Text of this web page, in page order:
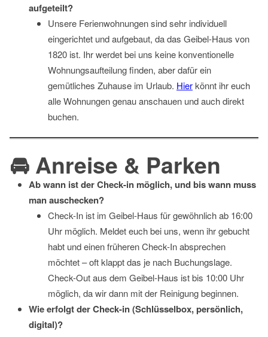
aufgeteilt?
Unsere Ferienwohnungen sind sehr individuell
eingerichtet und aufgebaut, da das Geibel-Haus von
1820 ist. Ihr werdet bei uns keine konventionelle
Wohnungsaufteilung finden, aber dafür ein
gemütliches Zuhause im Urlaub. Hierkönnt ihr euch
alle Wohnungen genau anschauen und auch direkt
buchen.
🚘 Anreise & Parken
Ab wann ist der Check-in möglich, und bis wann muss
man auschecken?
Check-In ist im Geibel-Haus für gewöhnlich ab 16:00
Uhr möglich. Meldet euch bei uns, wenn ihr gebucht
habt und einen früheren Check-In absprechen
möchtet – oft klappt das je nach Buchungslage.
Check-Out aus dem Geibel-Haus ist bis 10:00 Uhr
möglich, da wir dann mit der Reinigung beginnen.
Wie erfolgt der Check-in (Schlüsselbox, persönlich,
digital)?